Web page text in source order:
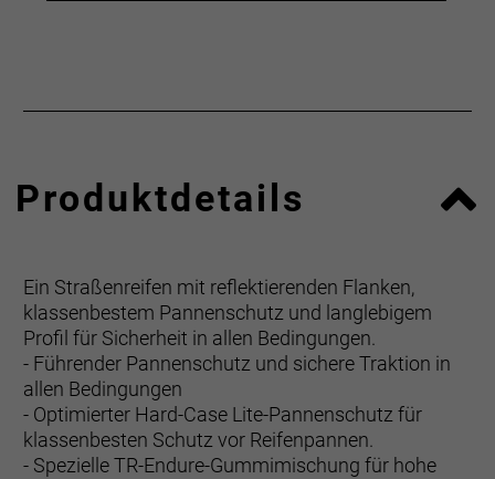
Produktdetails
Ein Straßenreifen mit reflektierenden Flanken,
klassenbestem Pannenschutz und langlebigem
Profil für Sicherheit in allen Bedingungen.
- Führender Pannenschutz und sichere Traktion in
allen Bedingungen
- Optimierter Hard-Case Lite-Pannenschutz für
klassenbesten Schutz vor Reifenpannen.
- Spezielle TR-Endure-Gummimischung für hohe